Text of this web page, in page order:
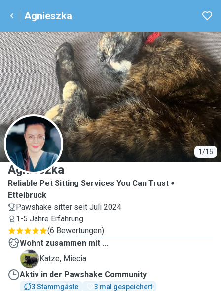
Agnieszka
1/15
A
Agnieszka
Reliable Pet Sitting Services You Can Trust
Ettelbruck
Pawshake sitter seit Juli 2024
1-5 Jahre Erfahrung
(6 Bewertungen)
Wohnt zusammen mit ...
M
Katze, Miecia
Aktiv in der Pawshake Community
3 Stammgäste
3 mal gespeichert